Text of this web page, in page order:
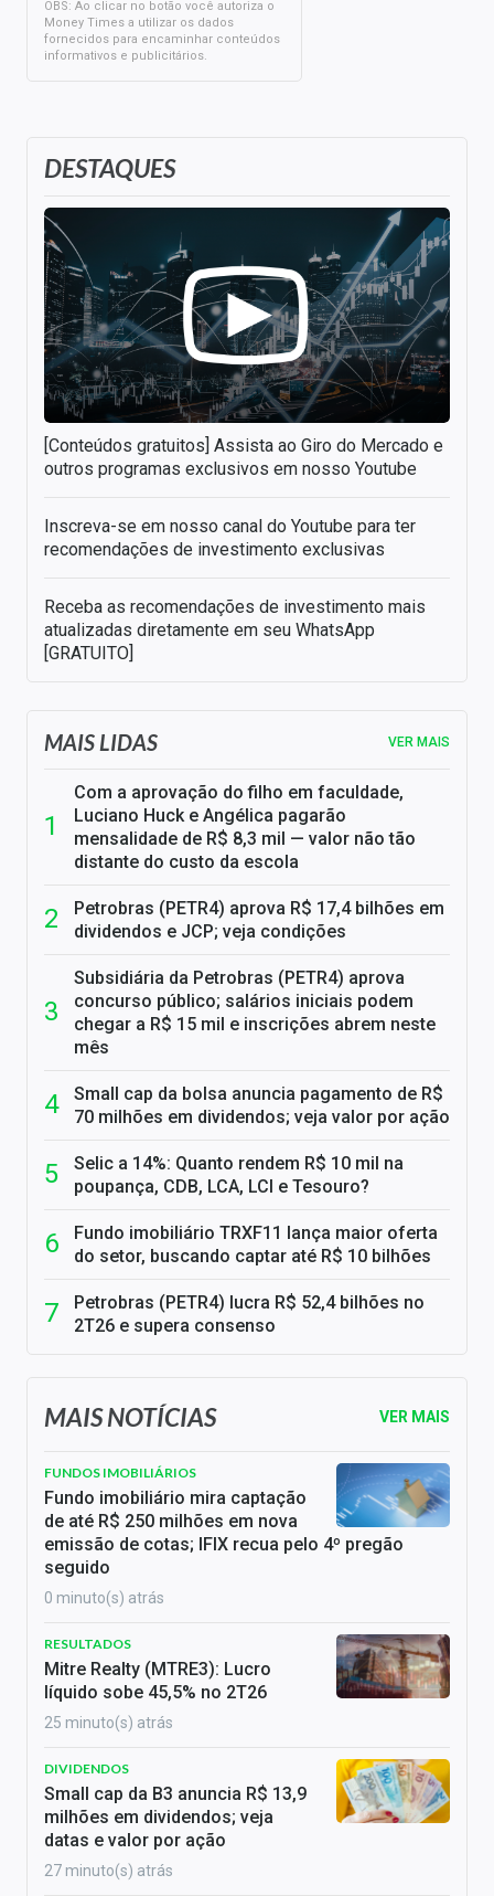
DESTAQUES
[Conteúdos gratuitos] Assista ao Giro do Mercado e
outros programas exclusivos em nosso Youtube
Inscreva-se em nosso canal do Youtube para ter
recomendações de investimento exclusivas
Receba as recomendações de investimento mais
atualizadas diretamente em seu WhatsApp
[GRATUITO]
OBS: Ao clicar no botão você autoriza o
Money Times a utilizar os dados
fornecidos para encaminhar conteúdos
informativos e publicitários.
MAIS LIDAS VER MAIS
Com a aprovação do filho em faculdade,
Luciano Huck e Angélica pagarão
mensalidade de R$ 8,3 mil — valor não tão
distante do custo da escola
Petrobras (PETR4) aprova R$ 17,4 bilhões em
dividendos e JCP; veja condições
Subsidiária da Petrobras (PETR4) aprova
concurso público; salários iniciais podem
chegar a R$ 15 mil e inscrições abrem neste
mês
Small cap da bolsa anuncia pagamento de R$
70 milhões em dividendos; veja valor por ação
Selic a 14%: Quanto rendem R$ 10 mil na
poupança, CDB, LCA, LCI e Tesouro?
Fundo imobiliário TRXF11 lança maior oferta
do setor, buscando captar até R$ 10 bilhões
Petrobras (PETR4) lucra R$ 52,4 bilhões no
2T26 e supera consenso
MAIS NOTÍCIAS VER MAIS
FUNDOS IMOBILIÁRIOS
Fundo imobiliário mira captação
de até R$ 250 milhões em nova
emissão de cotas; IFIX recua pelo 4º pregão
seguido
0 minuto(s) atrás
RESULTADOS
Mitre Realty (MTRE3): Lucro
líquido sobe 45,5% no 2T26
25 minuto(s) atrás
DIVIDENDOS
Small cap da B3 anuncia R$ 13,9
milhões em dividendos; veja
datas e valor por ação
27 minuto(s) atrás